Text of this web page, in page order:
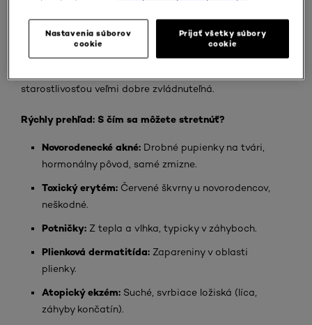
novorodenca alebo úporné svrbiace ložiská u batoľaťa, je
v prvom rade dôležitézachovať chladnú hlavu a
neprepadať panike. Väčšina kožných prejavov je
starostlivosťou veľmi dobre zvládnuteľná.
Rýchly prehľad: S čím sa môžete stretnúť?
Novorodenecké akné: Drobné pupienky na tvári,
hormonálny pôvod, samé zmizne.
Toxický erytém: Červené škvrny u novorodencov,
neškodné.
Potničky: Z tepla a vlhka, typicky v záhyboch.
Plienková dermatitída: Zapareniny v oblasti
plienky.
Atopický ekzém: Suché, svrbiace ložiská (líca,
záhyby končatín).
Nastavenia súborov
cookie
Prijať všetky súbory
cookie